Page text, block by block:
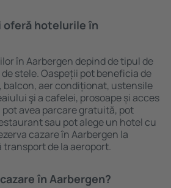
hotelurile în
în Aarbergen depind de tipul de
stele. Oaspeții pot beneficia de
aer condiționat, ustensile
şi a cafelei, prosoape și acces
avea parcare gratuită, pot
sau pot alege un hotel cu
cazare în Aarbergen la
de la aeroport.
în Aarbergen?